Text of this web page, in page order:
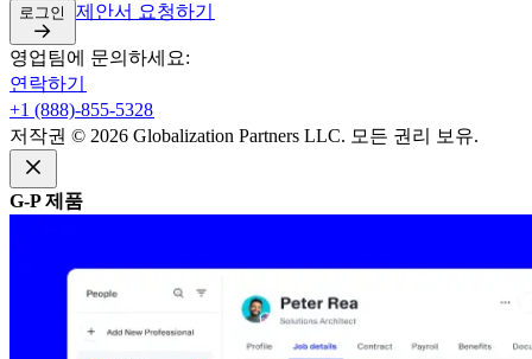
로그인​​ 제안서 요청하기​​
영업팀에 문의하세요:​​
연락하기​​
+1 (888)-855-5328​​
저작권 © 2026 Globalization Partners LLC. 모든 권리 보유.​​
G-P 제품​​